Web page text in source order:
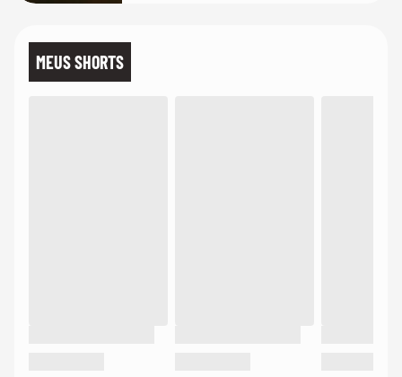
MEUS SHORTS